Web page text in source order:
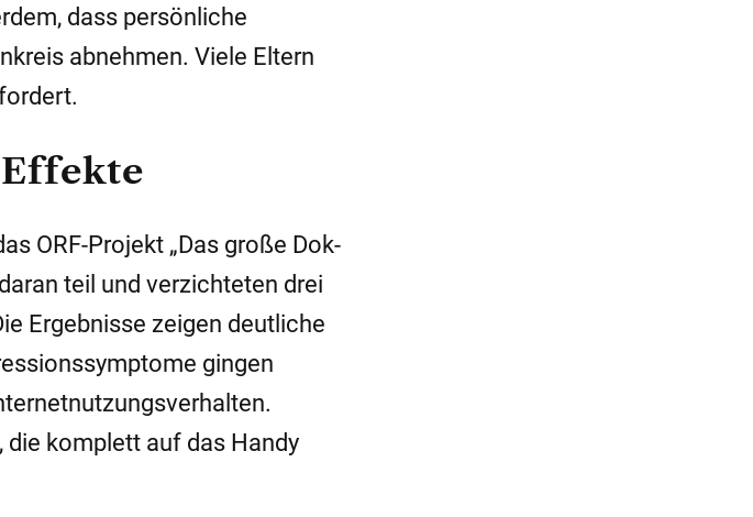
dass persönliche
abnehmen. Viele Eltern
ORF-Projekt „Das große Dok-
teil und verzichteten drei
Ergebnisse zeigen deutliche
gingen
komplett auf das Handy